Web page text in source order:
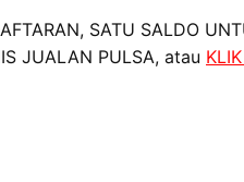
SATU SALDO
JUALAN PULSA, atau